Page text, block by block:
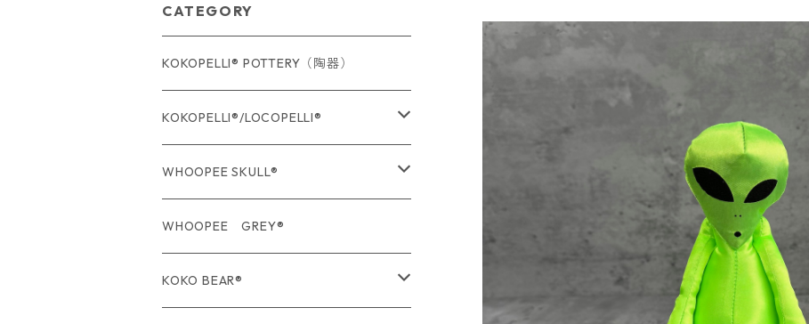
CATEGORY
KOKOPELLI® POTTERY（陶器）
KOKOPELLI®/LOCOPELLI®
USA Fabric series数量限定
期間限定商品
WHOOPEE SKULL®
USA Fabric series数量限定
期間限定商品
WHOOPEE GREY®
KOKO BEAR®